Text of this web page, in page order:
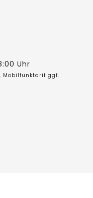
Uhr
Mobilfunktarif ggf.